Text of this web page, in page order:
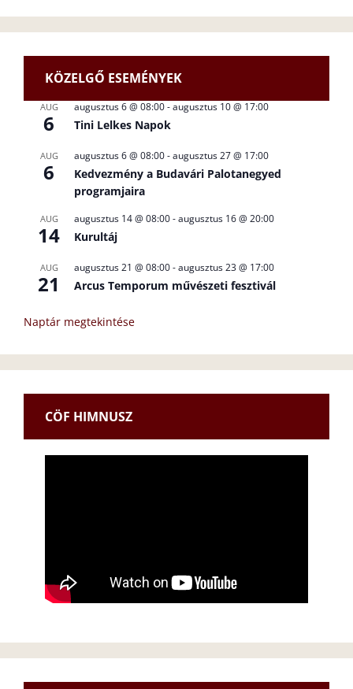
KÖZELGŐ ESEMÉNYEK
AUG
6
augusztus 6 @ 08:00-augusztus 10 @ 17:00
Tini Lelkes Napok
AUG
6
augusztus 6 @ 08:00-augusztus 27 @ 17:00
Kedvezmény a Budavári Palotanegyed
programjaira
AUG
14
augusztus 14 @ 08:00-augusztus 16 @ 20:00
Kurultáj
AUG
21
augusztus 21 @ 08:00-augusztus 23 @ 17:00
Arcus Temporum művészeti fesztivál
Naptár megtekintése
CÖF HIMNUSZ